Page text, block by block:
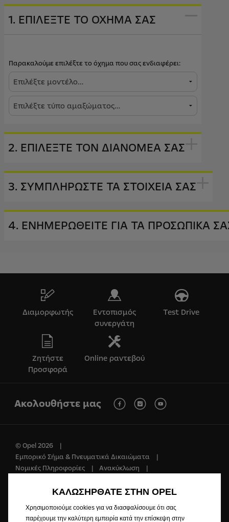
1. ΕΠΙΛΕΞΤΕ ΤΟ ΟΧΗΜΑ ΣΑΣ
Παρακαλούμε επιλέξτε το όχημα που σας ενδιαφέρει:
2. ΕΠΙΛΕΞΤΕ ΤΟΝ ΔΙΑΝΟΜΕΑ ΣΑΣ
3. ΣΥΜΠΛΗΡΩΣΤΕ ΤΑ ΣΤΟΙΧΕΙΑ ΣΑΣ
4. ΕΝΗΜΕΡΩΘΕΙΤΕ ΓΙΑ ΤΑ ΠΡΟΣΩΠΙΚΑ
Διαμορφωτής
Εντοπισμός
συνεργάτη
Test Drive
Ζητήστε
Προσφορά
Online ραντεβού
Ακολουθήστε μας
© Opel 2026
Εμπορικό Σήμα & Πνευματικά Δικαιώματα
Νομικές Πληροφορίες
Ανακύκλωση
Επικοινωνήστε μαζί μας
Αποδοχή Cookies
AIGLON GROUP EMPORIKI S.A.
ΚΑΛΩΣΗΡΘΑΤΕ ΣΤΗΝ OPEL
Χρησιμοποιούμε cookies για να διασφαλίσουμε ότι σας
παρέχουμε την καλύτερη εμπειρία κατά την επίσκεψη στην